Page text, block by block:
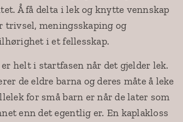
Å få delta i lek og knytte vennskap
trivsel, meningsskaping og
i et fellesskap.
helt i startfasen når det gjelder lek.
de eldre barna og deres måte å leke
for små barn er når de later som
enn det egentlig er. En kaplakloss